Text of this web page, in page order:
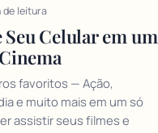
de leitura
Celular em um
favoritos — Ação,
e muito mais em um só
assistir seus filmes e